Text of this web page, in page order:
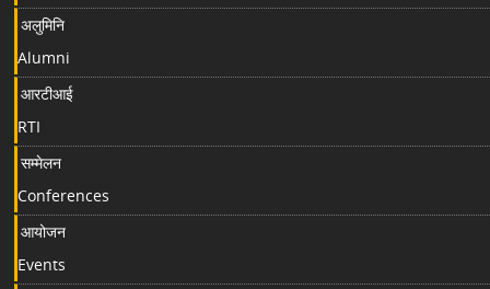
अलुमिनि
Alumni
आरटीआई
RTI
सम्मेलन
Conferences
आयोजन
Events